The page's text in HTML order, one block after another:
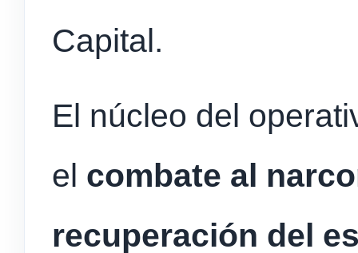
Capital.
El núcleo del
el combate al
recuperación del